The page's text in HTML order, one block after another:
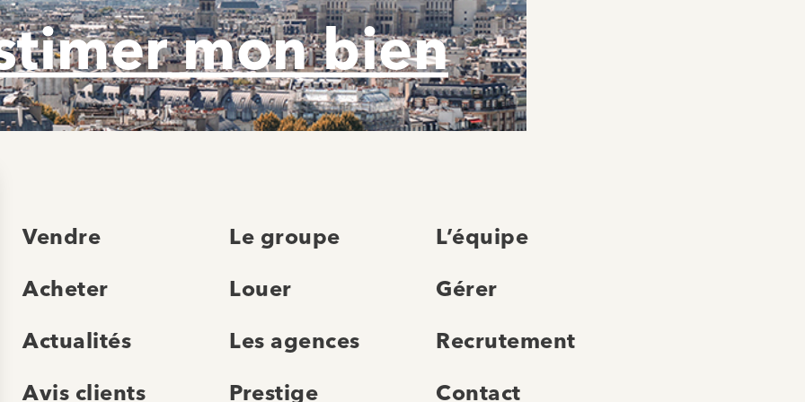
mon bien
Vendre Le groupe L’équipe
Acheter Louer Gérer
Actualités Les agences Recrutement
Avis clients Prestige Contact